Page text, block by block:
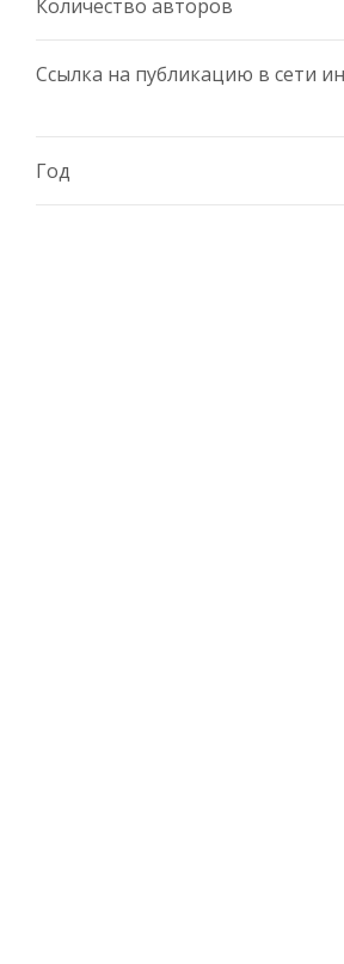
Количество авторов
Ссылка на публикацию в сети
Год